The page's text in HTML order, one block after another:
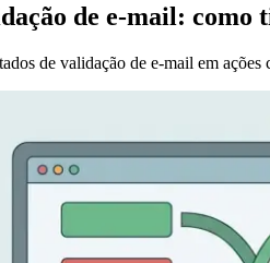
de e-mail:
de validação de e-mail em